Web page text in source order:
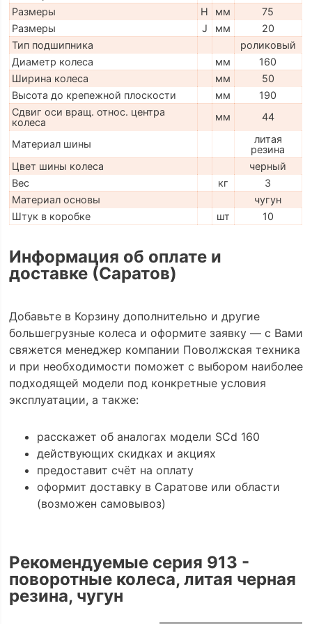
Размеры
H мм
75
Размеры
J мм
20
Тип подшипника
роликовый
Диаметр колеса
мм
160
Ширина колеса
мм
50
Высота до крепежной плоскости
мм
190
Сдвиг оси вращ. относ. центра
колеса
мм 44
Материал шины
литая
резина
Цвет шины колеса
черный
Вес
кг
3
Материал основы
чугун
Штук в коробке
шт 10
Информация об оплате и
доставке (Саратов)
Добавьте в Корзину дополнительно и другие
большегрузные колеса и оформите заявку — с Вами
свяжется менеджер компании Поволжская техника
и при необходимости поможет с выбором наиболее
подходящей модели под конкретные условия
эксплуатации, а также:
расскажет об аналогах модели SCd 160
действующих скидках и акциях
предоставит счёт на оплату
оформит доставку в Саратове или области
(возможен самовывоз)
Рекомендуемые серия 913 -
поворотные колеса, литая черная
резина, чугун